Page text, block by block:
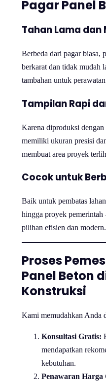
Pagar Panel
Tahan Lama
Berbeda dari pagar biasa,
berkarat dan tidak mudah
tambahan untuk
Tampilan Rapi
Karena diproduksi dengan
memiliki ukuran presisi
membuat area proyek
Cocok untuk
Baik untuk pembatas
hingga proyek
pilihan efisien dan modern.
Proses
Panel Beton
Konstruksi
Kami memudahkan Anda
Konsultasi Gratis:
mendapatkan
kebutuhan.
Penawaran Harga